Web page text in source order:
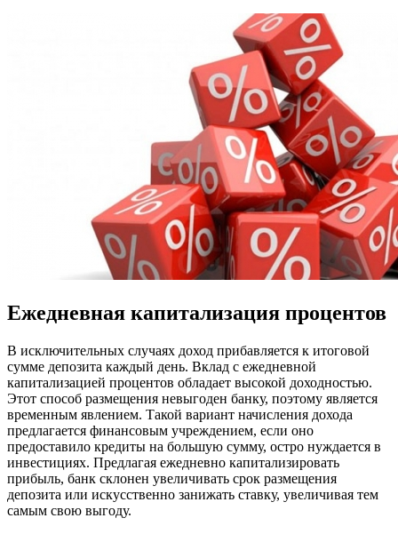
Ежедневная капитализация процентов
В исключительных случаях доход прибавляется к итоговой
сумме депозита каждый день. Вклад с ежедневной
капитализацией процентов обладает высокой доходностью.
Этот способ размещения невыгоден банку, поэтому является
временным явлением. Такой вариант начисления дохода
предлагается финансовым учреждением, если оно
предоставило кредиты на большую сумму, остро нуждается в
инвестициях. Предлагая ежедневно капитализировать
прибыль, банк склонен увеличивать срок размещения
депозита или искусственно занижать ставку, увеличивая тем
самым свою выгоду.